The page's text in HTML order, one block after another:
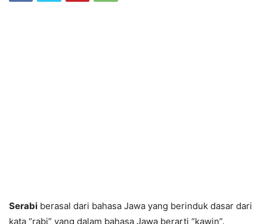
Serabi berasal dari bahasa Jawa yang berinduk dasar dari
kata “rabi” yang dalam bahasa Jawa berarti “kawin”.